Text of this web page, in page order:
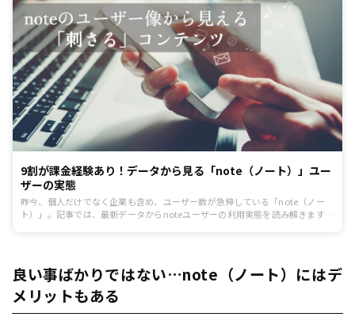
9割が課金経験あり！データから見る「note（ノート）」ユー
ザーの実態
昨今、個人だけでなく企業も含め、ユーザー数が急伸している「note（ノー
ト）」。記事では、最新データからnoteユーザーの利用実態を読み解きます。
良い事ばかりではない…note（ノート）にはデ
メリットもある